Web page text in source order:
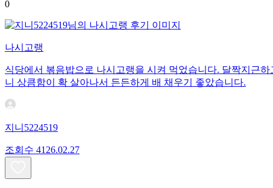
0
나시고랭
식당에서 볶음밥으로 나시고랭을 시켜 먹었습니다. 달짝지근
니 상큼함이 확 살아나서 든든하게 배 채우기 좋았습니다.
지니5224519
조회수 41 26.02.27